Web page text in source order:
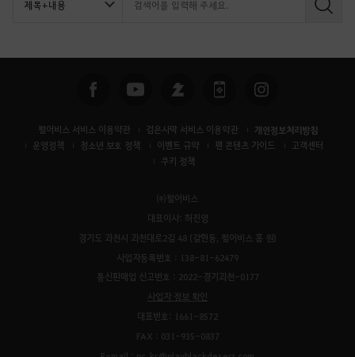
검
펄어비스 서비스 이용약관 검은사막 서비스 이용약관 개인정보처리방침
운영정책 청소년 보호 정책 이벤트 규약 팬 콘텐츠 가이드
고객센터
쿠키 정책
㈜펄어비스
대표이사: 허진영
경기도 과천시 과천대로2길 48 (갈현동, 펄어비스 홈 원)
사업자등록번호 : 138-81-62479
통신판매업 신고번호 : 2022-경기과천-0177
사업자 정보 확인
대표번호: 1661-8572
FAX : 031-935-0837